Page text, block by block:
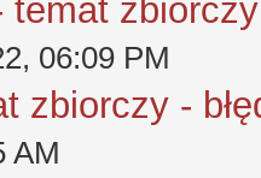
06:09 PM
zbiorczy -
AM